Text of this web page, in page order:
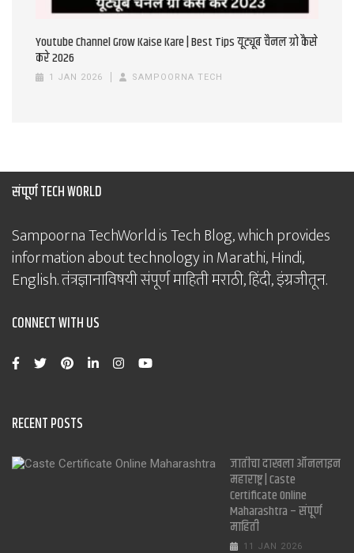
Youtube Channel Grow Kaise Kare | Best Tips यूट्यूब चैनल ग्रो कैसे
करे 2026
1 JAN 2026 SAMPOORNA TECH
संपूर्ण TECH WORLD
Sampoorna TechWorld is Tech Blog, which provides
information about technology in Marathi, Hindi,
English. तंत्रज्ञानाविषयी संपूर्ण माहिती मराठी, हिंदी, इंग्रजीतून.
CONNECT WITH US
RECENT POSTS
जातीचा दाखला ऑनलाइन
महाराष्ट्र | Caste
Certificate Online
Maharashtra – संपूर्ण
माहिती
11 JAN 2026